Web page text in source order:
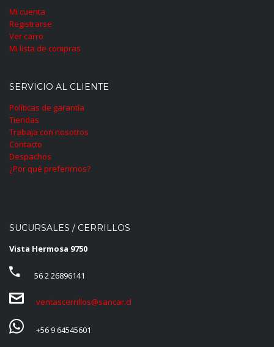
Mi cuenta
Registrarse
Ver carro
Mi lista de compras
SERVICIO AL CLIENTE
Políticas de garantía
Tiendas
Trabaja con nosotros
Contacto
Despachos
¿Por qué preferirnos?
SUCURSALES / CERRILLOS
Vista Hermosa 9750
56 2 26896141
ventascerrillos@sancar.cl
+56 9 64545601